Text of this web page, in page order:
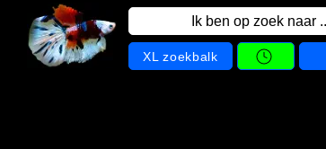
Ik ben op zoek naar
XL zoekbalk